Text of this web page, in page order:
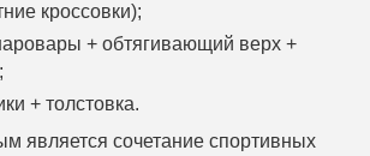
кроссовки);
+ обтягивающий верх +
+ толстовка.
является сочетание спортивных